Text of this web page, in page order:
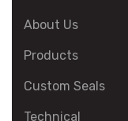
About Us
Products
Custom Seals
Technical